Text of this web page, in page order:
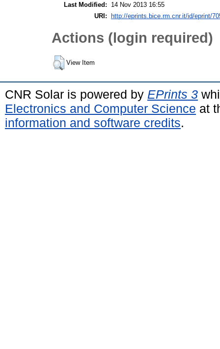
Last Modified:
14 Nov 2013 16:55
URI:
http://eprints.bice.rm.cnr.it/id/eprint/
Actions (login required)
View Item
CNR Solar is powered by EPrints 3
Electronics and Computer Science at
information and software credits.